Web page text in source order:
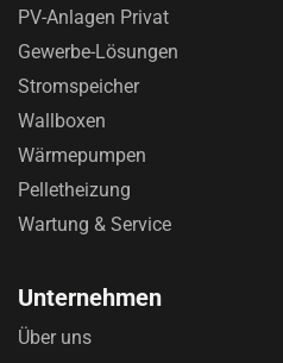
PV-Anlagen Privat
Gewerbe-Lösungen
Stromspeicher
Wallboxen
Wärmepumpen
Pelletheizung
Wartung & Service
Unternehmen
Über uns